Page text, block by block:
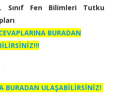
Sınıf Fen Bilimleri Tutku
BURADAN
BURADAN ULAŞABİLİRSİNİZ!